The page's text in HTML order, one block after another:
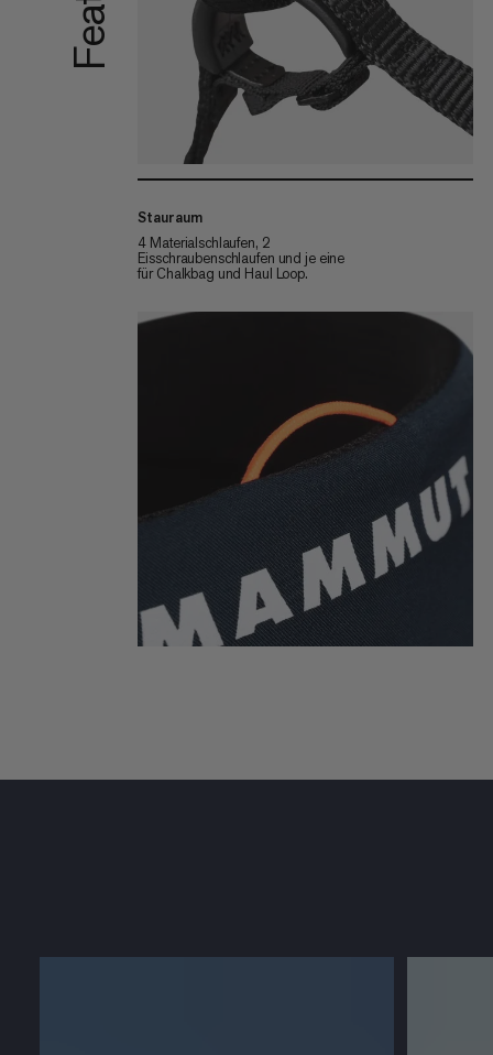
Stauraum
4 Materialschlaufen, 2
Eisschraubenschlaufen und je eine
für Chalkbag und Haul Loop.